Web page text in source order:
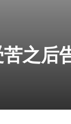
之后